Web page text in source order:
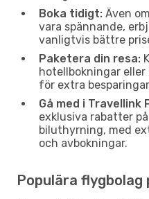
Boka tidigt: Även
vara spännande,
vanligtvis bättre
Paketera din resa:
hotellbokningar
för extra
Gå med i Travellink
exklusiva rabatter
biluthyrning, med
och avbokningar.
Populära